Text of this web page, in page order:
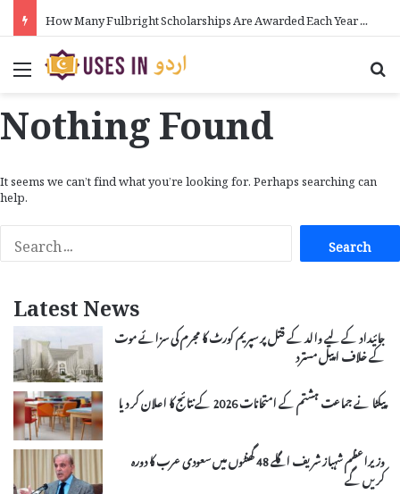
How Many Fulbright Scholarships Are Awarded Each Year in Urdu
Menu
Nothing Found
It seems we can’t find what you’re looking for. Perhaps searching can
help.
Search
for:
Latest News
جائیداد کے لیے والد کے قتل پر سپریم کورٹ کا مجرم کی سزائے موت
کے خلاف اپیل مسترد
پیکٹا نے جماعت ہشتم کے امتحانات 2026 کے نتائج کا اعلان کر دیا
وزیراعظم شہباز شریف اگلے 48 گھنٹوں میں سعودی عرب کا دورہ
کریں گے